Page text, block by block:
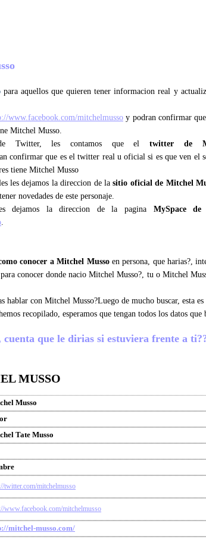
para aquellos que quieren tener informacion real y
www.facebook.com/mitchelmusso y podran confirmar
Mitchel Musso.
de Twitter, les contamos que eltwitter de
confirmar que es el twitter real u oficial si es que ven el
tiene Mitchel Musso
les dejamos la direccion de lasitio oficial de Mitchel
novedades de este personaje.
dejamos la direccion de la pagina MySpace
.
conocer a Mitchel Mussoen persona, que harias?,
conocer donde nacio Mitchel Musso?, tu o Mitchel
hablar con Mitchel Musso?Luego de mucho buscar, esta
recopilado, esperamos que tengan todos los datos que
que le dirias si estuviera frente a
MUSSO
Musso
Tate Musso
twitter.com/mitchelmusso
www.facebook.com/mitchelmusso
mitchel-musso.com/